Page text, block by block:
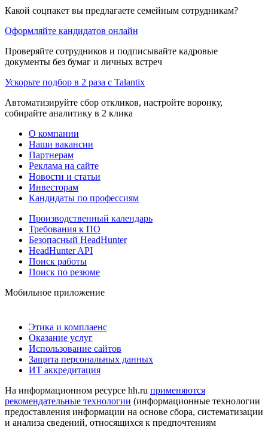
Какой соцпакет вы предлагаете семейным сотрудникам?
Оформляйте кандидатов онлайн
Проверяйте сотрудников и подписывайте кадровые
документы без бумаг и личных встреч
Ускорьте подбор в 2 раза с Talantix
Автоматизируйте сбор откликов, настройте воронку,
собирайте аналитику в 2 клика
О компании
Наши вакансии
Партнерам
Реклама на сайте
Новости и статьи
Инвесторам
Кандидаты по профессиям
Производственный календарь
Требования к ПО
Безопасный HeadHunter
HeadHunter API
Поиск работы
Поиск по резюме
Мобильное приложение
Этика и комплаенс
Оказание услуг
Использование сайтов
Защита персональных данных
ИТ аккредитация
На информационном ресурсе hh.ru применяются
рекомендательные технологии (информационные технологии
предоставления информации на основе сбора, систематизации
и анализа сведений, относящихся к предпочтениям